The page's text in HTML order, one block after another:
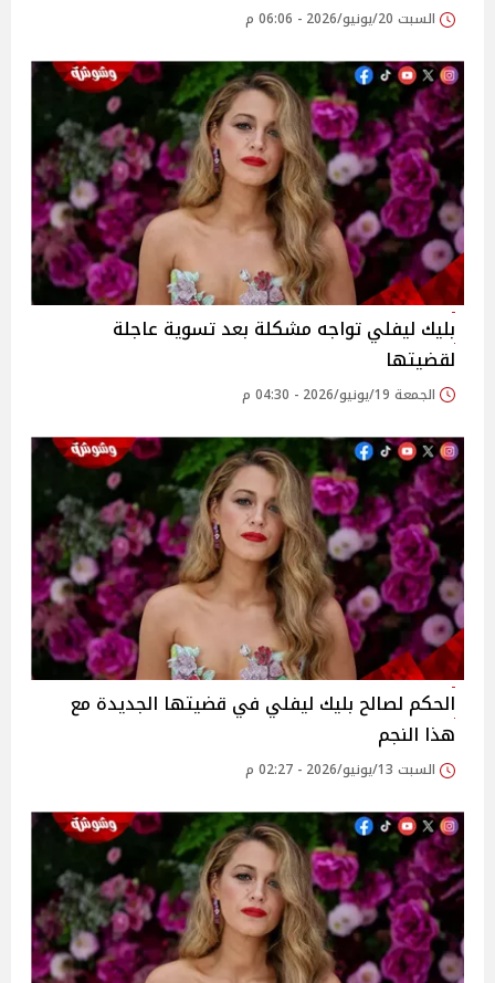
السبت 20/يونيو/2026 - 06:06 م
بليك ليفلي تواجه مشكلة بعد تسوية عاجلة
لقضيتها
الجمعة 19/يونيو/2026 - 04:30 م
الحكم لصالح بليك ليفلي في قضيتها الجديدة مع
هذا النجم
السبت 13/يونيو/2026 - 02:27 م